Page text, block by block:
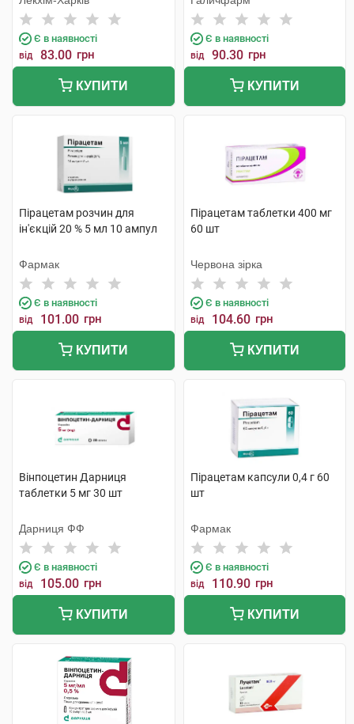
Є в наявності
від 83.00 грн
КУПИТИ
Є в наявності
від 90.30 грн
КУПИТИ
Пірацетам розчин для
ін'єкцій 20 % 5 мл 10 ампул
Фармак
Є в наявності
від 101.00 грн
КУПИТИ
Пірацетам таблетки 400 мг
60 шт
Червона зірка
Є в наявності
від 104.60 грн
КУПИТИ
Вінпоцетин Дарниця
таблетки 5 мг 30 шт
Дарниця ФФ
Є в наявності
від 105.00 грн
КУПИТИ
Пірацетам капсули 0,4 г 60
шт
Фармак
Є в наявності
від 110.90 грн
КУПИТИ